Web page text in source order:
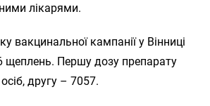
лікарями.
вакцинальної кампанії у Вінниці
щеплень. Першу дозу препарату
другу – 7057.